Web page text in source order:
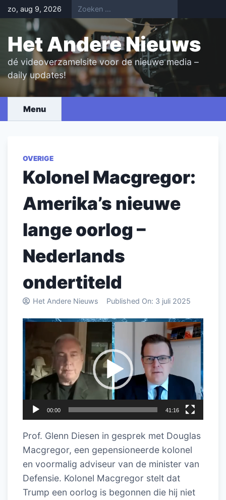
Skip
to
content
zo, aug 9, 2026
Het Andere Nieuws
dé videoverzamelsite voor de nieuwe media –
daily updates!
Menu
OVERIGE
Kolonel Macgregor:
Amerika’s nieuwe
lange oorlog –
Nederlands
ondertiteld
Het Andere Nieuws Published On: 3 juli 2025
Videospeler
00:00 41:16
Prof. Glenn Diesen in gesprek met Douglas
Macgregor, een gepensioneerde kolonel
en voormalig adviseur van de minister van
Defensie. Kolonel Macgregor stelt dat
Trump een oorlog is begonnen die hij niet